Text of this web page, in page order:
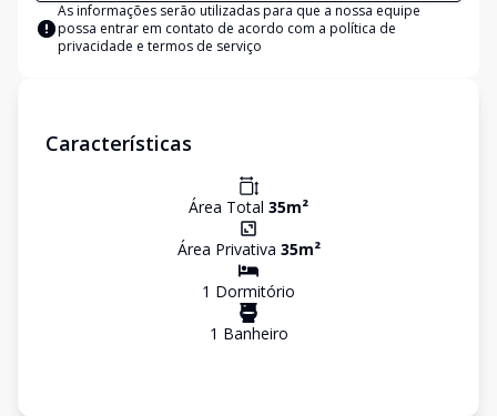
As informações serão utilizadas para que a nossa equipe
possa entrar em contato de acordo com a política de
privacidade e termos de serviço
Características
Área Total 35m²
Área Privativa 35m²
1 Dormitório
1 Banheiro